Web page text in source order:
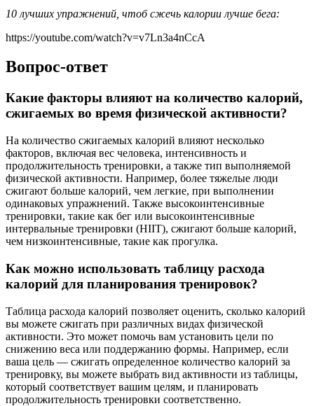
10 лучших упражнений, чтоб сжечь калории лучше бега:
https://youtube.com/watch?v=v7Ln3a4nCcA
Вопрос-ответ
Какие факторы влияют на количество калорий,
сжигаемых во время физической активности?
На количество сжигаемых калорий влияют несколько
факторов, включая вес человека, интенсивность и
продолжительность тренировки, а также тип выполняемой
физической активности. Например, более тяжелые люди
сжигают больше калорий, чем легкие, при выполнении
одинаковых упражнений. Также высокоинтенсивные
тренировки, такие как бег или высокоинтенсивные
интервальные тренировки (HIIT), сжигают больше калорий,
чем низкоинтенсивные, такие как прогулка.
Как можно использовать таблицу расхода
калорий для планирования тренировок?
Таблица расхода калорий позволяет оценить, сколько калорий
вы можете сжигать при различных видах физической
активности. Это может помочь вам установить цели по
снижению веса или поддержанию формы. Например, если
ваша цель — сжигать определенное количество калорий за
тренировку, вы можете выбрать вид активности из таблицы,
который соответствует вашим целям, и планировать
продолжительность тренировки соответственно.